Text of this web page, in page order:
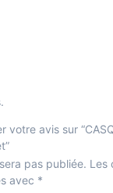
votre avis sur
pas publiée. Les
avec *